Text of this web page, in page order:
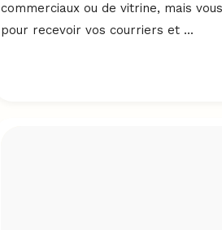
commerciaux ou de vitrine, mais
pour recevoir vos courriers et ...